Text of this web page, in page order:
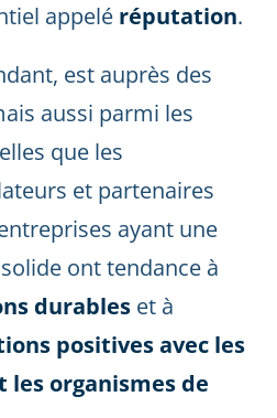
appelé réputation.
est auprès des
aussi parmi les
que les
et partenaires
ayant une
ont tendance à
durables et à
positives avec les
organismes de